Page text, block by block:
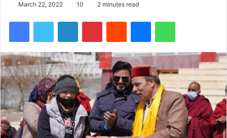
March 22, 2022 10 2 minutes read